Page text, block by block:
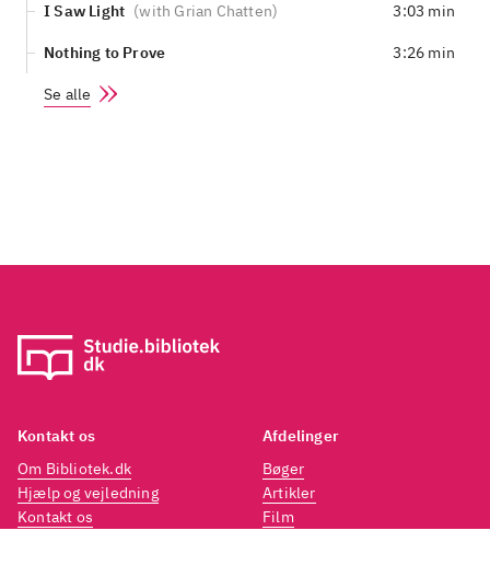
I Saw Light (with Grian Chatten) 3:03 min
Nothing to Prove 3:26 min
Se alle
Kontakt os
Om Bibliotek.dk
Hjælp og vejledning
Kontakt os
Afdelinger
Bøger
Artikler
Film